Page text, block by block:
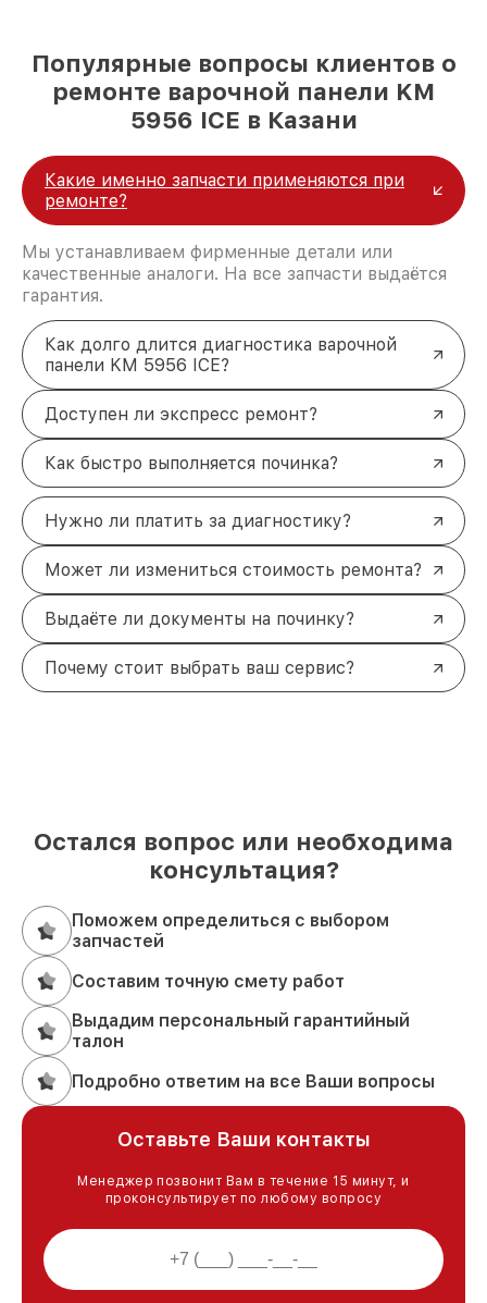
Популярные вопросы клиентов о
ремонте варочной панели KM
5956 ICE в Казани
Какие именно запчасти применяются при
ремонте?
Мы устанавливаем фирменные детали или
качественные аналоги. На все запчасти выдаётся
гарантия.
Как долго длится диагностика варочной
панели KM 5956 ICE?
Доступен ли экспресс ремонт?
Как быстро выполняется починка?
Нужно ли платить за диагностику?
Может ли измениться стоимость ремонта?
Выдаёте ли документы на починку?
Почему стоит выбрать ваш сервис?
Остался вопрос или необходима
консультация?
Поможем определиться с выбором
запчастей
Составим точную смету работ
Выдадим персональный гарантийный
талон
Подробно ответим на все Ваши вопросы
Оставьте Ваши контакты
Менеджер позвонит Вам в течение 15 минут, и
проконсультирует по любому вопросу